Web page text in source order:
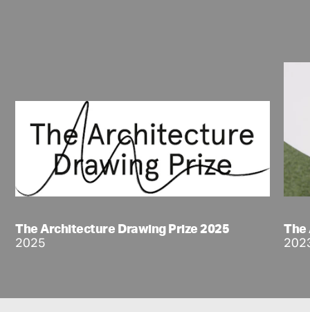
The Architecture Drawing Prize 2025
2025
The